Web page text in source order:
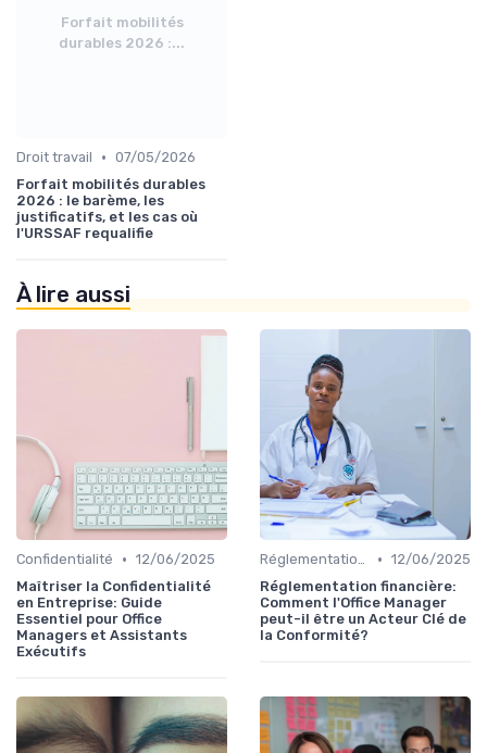
Forfait mobilités
durables 2026 :...
Droit travail • 07/05/2026
Forfait mobilités durables
2026 : le barème, les
justificatifs, et les cas où
l'URSSAF requalifie
À lire aussi
Confidentialité • 12/06/2025
Maîtriser la Confidentialité
en Entreprise: Guide
Essentiel pour Office
Managers et Assistants
Exécutifs
Réglementation financière • 12/06/2025
Réglementation financière:
Comment l'Office Manager
peut-il être un Acteur Clé de
la Conformité?